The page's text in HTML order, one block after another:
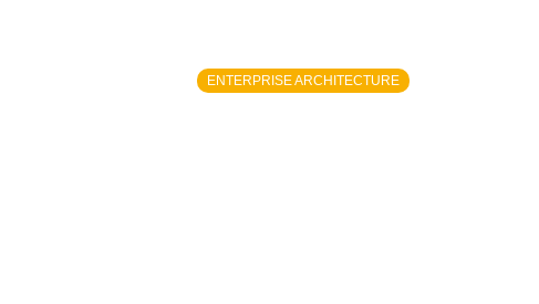
ENTERPRISE ARCHITECTURE